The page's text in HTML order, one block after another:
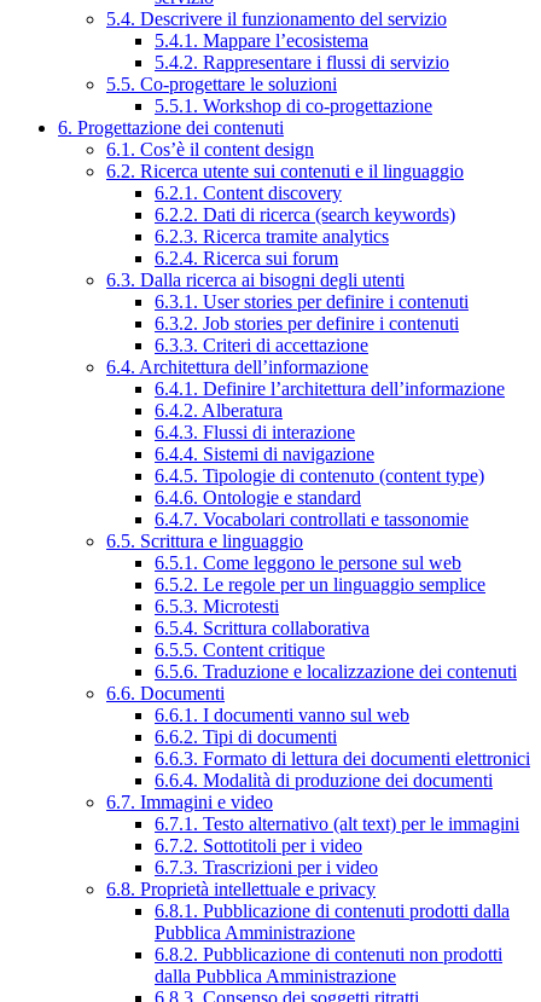
5.4. Descrivere il funzionamento del servizio
5.4.1. Mappare l’ecosistema
5.4.2. Rappresentare i flussi di servizio
5.5. Co-progettare le soluzioni
5.5.1. Workshop di co-progettazione
6. Progettazione dei contenuti
6.1. Cos’è il content design
6.2. Ricerca utente sui contenuti e il linguaggio
6.2.1. Content discovery
6.2.2. Dati di ricerca (search keywords)
6.2.3. Ricerca tramite analytics
6.2.4. Ricerca sui forum
6.3. Dalla ricerca ai bisogni degli utenti
6.3.1. User stories per definire i contenuti
6.3.2. Job stories per definire i contenuti
6.3.3. Criteri di accettazione
6.4. Architettura dell’informazione
6.4.1. Definire l’architettura dell’informazione
6.4.2. Alberatura
6.4.3. Flussi di interazione
6.4.4. Sistemi di navigazione
6.4.5. Tipologie di contenuto (content type)
6.4.6. Ontologie e standard
6.4.7. Vocabolari controllati e tassonomie
6.5. Scrittura e linguaggio
6.5.1. Come leggono le persone sul web
6.5.2. Le regole per un linguaggio semplice
6.5.3. Microtesti
6.5.4. Scrittura collaborativa
6.5.5. Content critique
6.5.6. Traduzione e localizzazione dei contenuti
6.6. Documenti
6.6.1. I documenti vanno sul web
6.6.2. Tipi di documenti
6.6.3. Formato di lettura dei documenti elettronici
6.6.4. Modalità di produzione dei documenti
6.7. Immagini e video
6.7.1. Testo alternativo (alt text) per le immagini
6.7.2. Sottotitoli per i video
6.7.3. Trascrizioni per i video
6.8. Proprietà intellettuale e privacy
6.8.1. Pubblicazione di contenuti prodotti dalla
Pubblica Amministrazione
6.8.2. Pubblicazione di contenuti non prodotti
dalla Pubblica Amministrazione
6.8.3. Consenso dei soggetti ritratti